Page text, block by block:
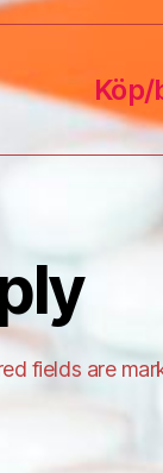
fields are